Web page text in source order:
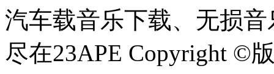
汽车载音乐下载、无损
尽在23APE Copyright ©